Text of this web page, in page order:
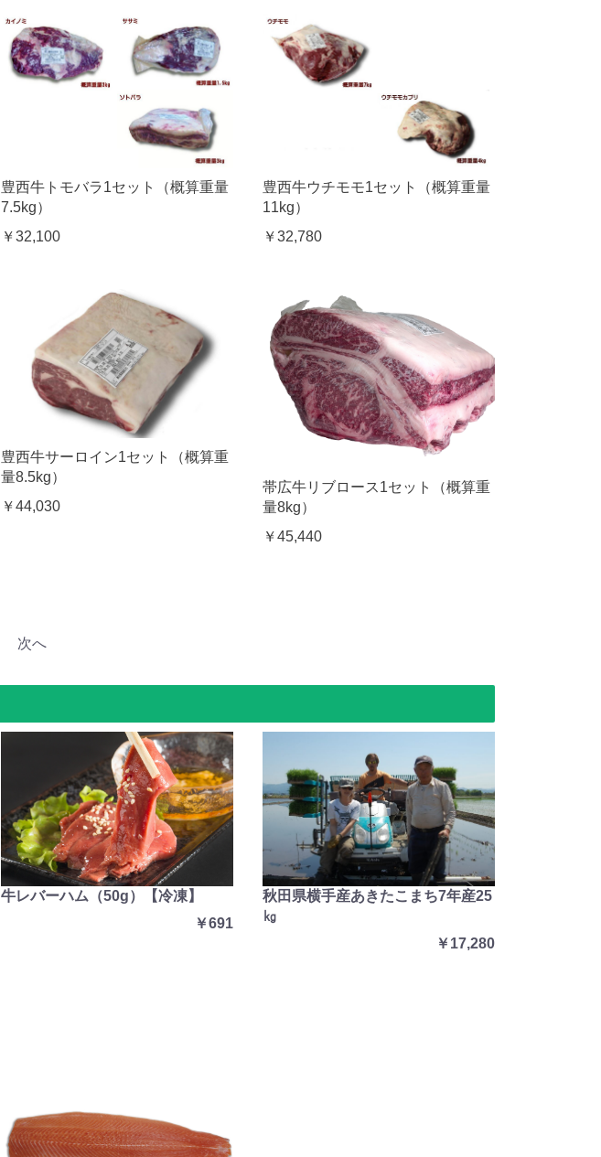
豊西牛トモバラ1セット（概算重量
7.5kg）
￥32,100
豊西牛ウチモモ1セット（概算重量
11kg）
￥32,780
豊西牛サーロイン1セット（概算重
量8.5kg）
￥44,030
帯広牛リブロース1セット（概算重
量8kg）
￥45,440
次へ
牛レバーハム（50g）【冷凍】
￥691
秋田県横手産あきたこまち7年産25
㎏
￥17,280